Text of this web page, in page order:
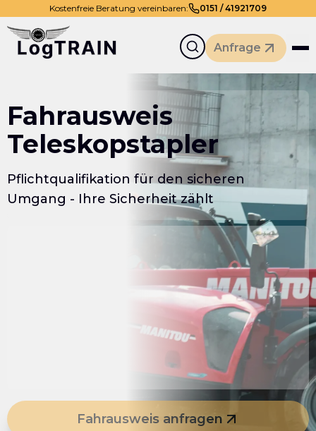
Kostenfreie Beratung vereinbaren: 0151 /41921709
Anfrage
Fahrausweis
Teleskopstapler
Pflichtqualifikation für den sicheren
Umgang - Ihre Sicherheit zählt
Fahrausweis anfragen